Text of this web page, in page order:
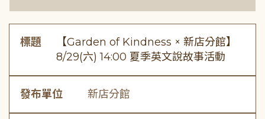
標題
【Garden of Kindness × 新店分館】
8/29(六) 14:00 夏季英文說故事活動
發布單位 新店分館